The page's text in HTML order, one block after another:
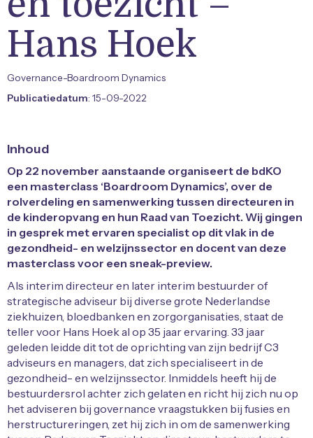
Hans Hoek
Governance-Boardroom Dynamics
Publicatiedatum: 15-09-2022
Inhoud
Op 22 november aanstaande organiseert de bdKO
een masterclass ‘Boardroom Dynamics’, over de
rolverdeling en samenwerking tussen directeuren in
de kinderopvang en hun Raad van Toezicht. Wij gingen
in gesprek met ervaren specialist op dit vlak in de
gezondheid- en welzijnssector en docent van deze
masterclass voor een sneak-preview.
Als interim directeur en later interim bestuurder of
strategische adviseur bij diverse grote Nederlandse
ziekhuizen, bloedbanken en zorgorganisaties, staat de
teller voor Hans Hoek al op 35 jaar ervaring. 33 jaar
geleden leidde dit tot de oprichting van zijn bedrijf C3
adviseurs en managers, dat zich specialiseert in de
gezondheid- en welzijnssector. Inmiddels heeft hij de
bestuurdersrol achter zich gelaten en richt hij zich nu op
het adviseren bij governance vraagstukken bij fusies en
herstructureringen, zet hij zich in om de samenwerking